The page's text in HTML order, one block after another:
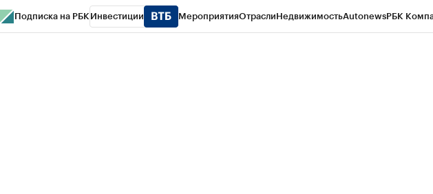
Подписка на РБК Инвестиции МероприятияОтраслиНедвижимостьAutonewsРБК